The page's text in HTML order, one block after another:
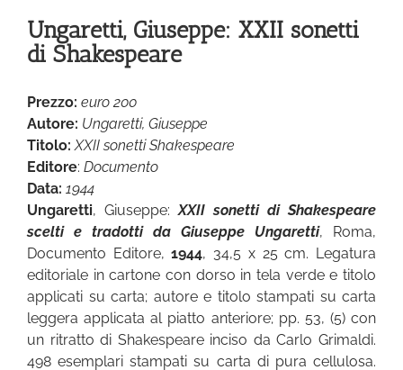
Ungaretti, Giuseppe: XXII sonetti
di Shakespeare
Prezzo: euro 200
Autore: Ungaretti, Giuseppe
Titolo: XXII sonetti Shakespeare
Editore: Documento
Data: 1944
Ungaretti, Giuseppe:XXII sonetti di Shakespeare
scelti e tradotti da Giuseppe Ungaretti, Roma,
Documento Editore,1944, 34,5 x 25 cm. Legatura
editoriale in cartone con dorso in tela verde e titolo
applicati su carta; autore e titolo stampati su carta
leggera applicata al piatto anteriore; pp. 53, (5) con
un ritratto di Shakespeare inciso da Carlo Grimaldi.
498 esemplari stampati su carta di pura cellulosa.